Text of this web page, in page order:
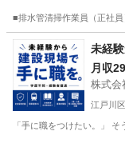
■排水管清掃作業員（正社
東京 足立区 その他
未経
月収
株式
江戸川区
「手に職をつけたい。」